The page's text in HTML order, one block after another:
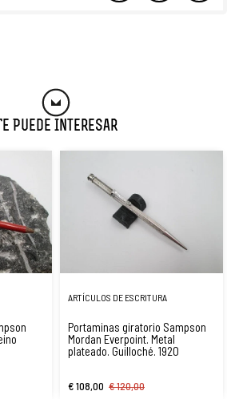
Puede Interesar
ARTÍCULOS DE ESCRITURA
Portaminas giratorio Sampson
Mordan Everpoint. Metal
plateado. Guilloché. 1920
€ 108,00 € 120,00